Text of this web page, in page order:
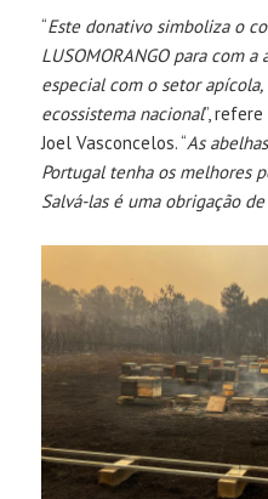
“Este donativo simboliza o
LUSOMORANGO para com
especial com o setor
ecossistema nacional”, refere
Joel Vasconcelos. “As
Portugal tenha os melhores
Salvá-las é uma obrigação